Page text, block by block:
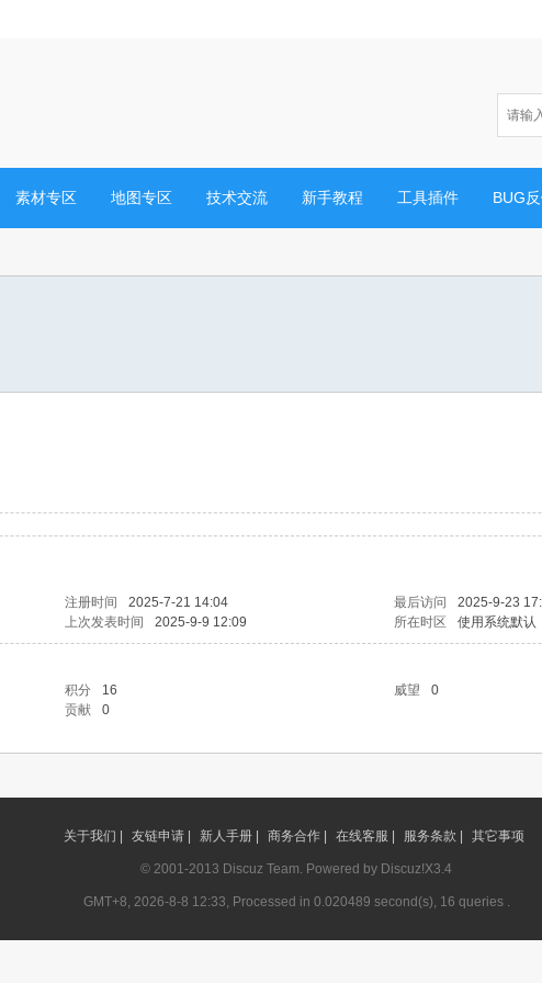
素材专区 地图专区 技术交流 新手教程 工具插件 BUG
注册时间 2025-7-21 14:04 最后访问
2025-9-23
上次发表时间 2025-9-9 12:09 所在时区 使用系统默认
积分 16 威望
0
贡献 0
关于我们 | 友链申请 | 新人手册 | 商务合作 | 在线客服 | 服务条款 | 其它事项
© 2001-2013 Discuz Team. Powered by Discuz!X3.4
GMT+8, 2026-8-8 12:33, Processed in 0.020489 second(s), 16 queries .